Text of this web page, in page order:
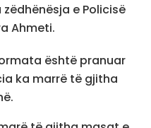
e Policisë
Ahmeti.
është pranuar
ka marrë të gjitha